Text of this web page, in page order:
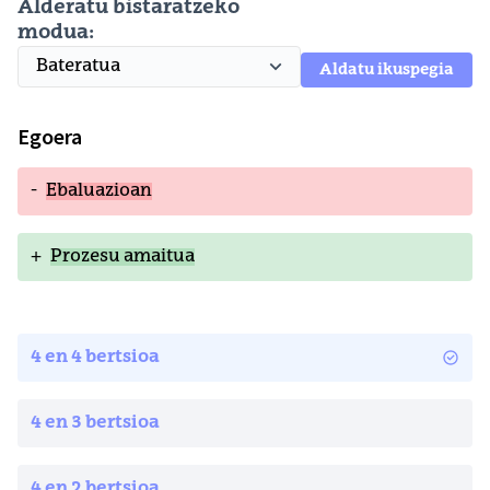
Alderatu bistaratzeko
modua:
Aldatu ikuspegia
Egoera
- Ebaluazioan
+ Prozesu amaitua
4 en 4 bertsioa
4 en 3 bertsioa